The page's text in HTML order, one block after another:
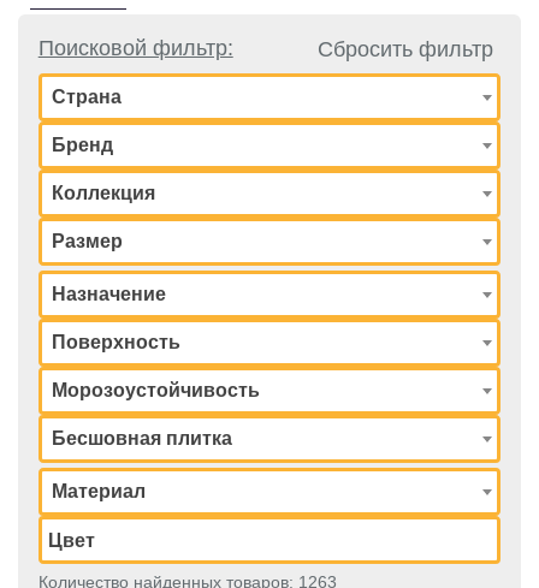
Поисковой фильтр: Сбросить фильтр
Страна
Бренд
Коллекция
Размер
Назначение
Поверхность
Морозоустойчивость
Бесшовная плитка
Материал
Количество найденных товаров: 1263